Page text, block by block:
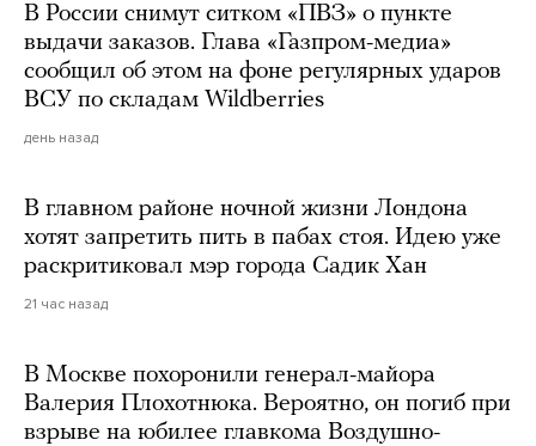
В России снимут ситком «ПВЗ» о пункте
выдачи заказов. Глава «Газпром-медиа»
сообщил об этом на фоне регулярных ударов
ВСУ по складам Wildberries
день назад
В главном районе ночной жизни Лондона
хотят запретить пить в пабах стоя. Идею уже
раскритиковал мэр города Садик Хан
21 час назад
В Москве похоронили генерал-майора
Валерия Плохотнюка. Вероятно, он погиб при
взрыве на юбилее главкома Воздушно-